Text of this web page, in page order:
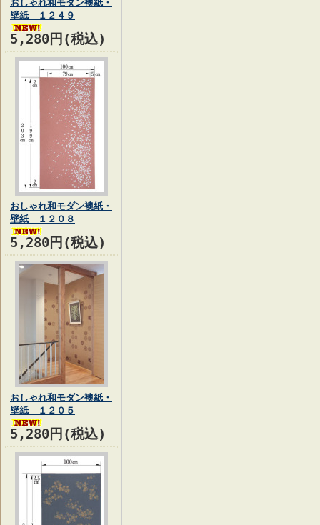
おしゃれ和モダン襖紙・
壁紙 １２４９
5,280円(税込)
おしゃれ和モダン襖紙・
壁紙 １２０８
5,280円(税込)
おしゃれ和モダン襖紙・
壁紙 １２０５
5,280円(税込)